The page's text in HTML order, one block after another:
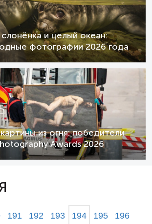
и целый океан:
фотографии 2026 года
из огня: победители
Awards 2026
191 192 193 194 195 196